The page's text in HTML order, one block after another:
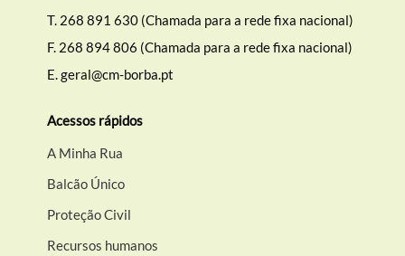
T. 268 891 630 (Chamada para a rede fixa nacional)
F. 268 894 806 (Chamada para a rede fixa nacional)
E.geral@cm-borba.pt
Acessos rápidos
A Minha Rua
Balcão Único
Proteção Civil
Recursos humanos